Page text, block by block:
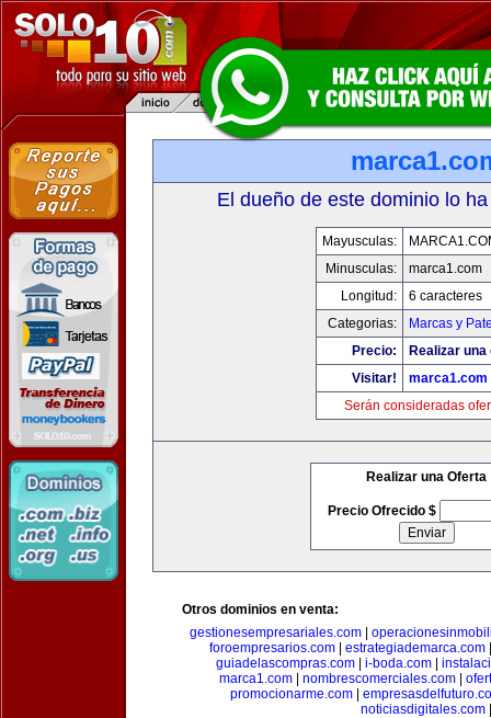
El dueño de este dominio lo
Mayusculas:
Minusculas:
marca1.com
Longitud:
6 caracteres
Categorias:
Marcas y
Precio:
Realizar
Visitar!
marca1.com
Serán consideradas
Realizar una Oferta
Precio Ofrecido $
Otros dominios en venta:
gestionesempresariales.com
foroempresarios.com| estrategiademarca.com
guiadelascompras.com
i-boda.com
marca1.com| nombrescomerciales.com|
promocionarme.com|
noticiasdigitales.com